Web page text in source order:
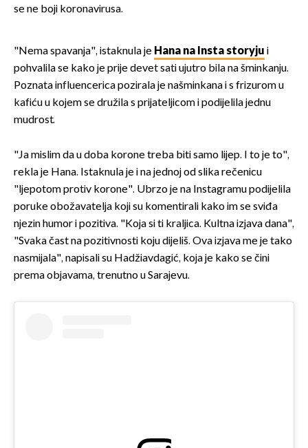
se ne boji koronavirusa.
"Nema spavanja", istaknula je Hana na Insta storyju i
pohvalila se kako je prije devet sati ujutro bila na šminkanju.
Poznata influencerica pozirala je našminkana i s frizurom u
kafiću u kojem se družila s prijateljicom i podijelila jednu
mudrost.
"Ja mislim da u doba korone treba biti samo lijep. I to je to",
rekla je Hana. Istaknula je i na jednoj od slika rečenicu
"ljepotom protiv korone". Ubrzo je na Instagramu podijelila
poruke obožavatelja koji su komentirali kako im se sviđa
njezin humor i pozitiva. "Koja si ti kraljica. Kultna izjava dana",
"Svaka čast na pozitivnosti koju dijeliš. Ova izjava me je tako
nasmijala", napisali su Hadžiavdagić, koja je kako se čini
prema objavama, trenutno u Sarajevu.